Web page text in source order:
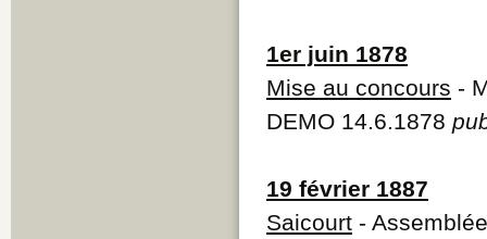
1er juin 1878
Mise au concours -
DEMO 14.6.1878
19 février 1887
Saicourt -